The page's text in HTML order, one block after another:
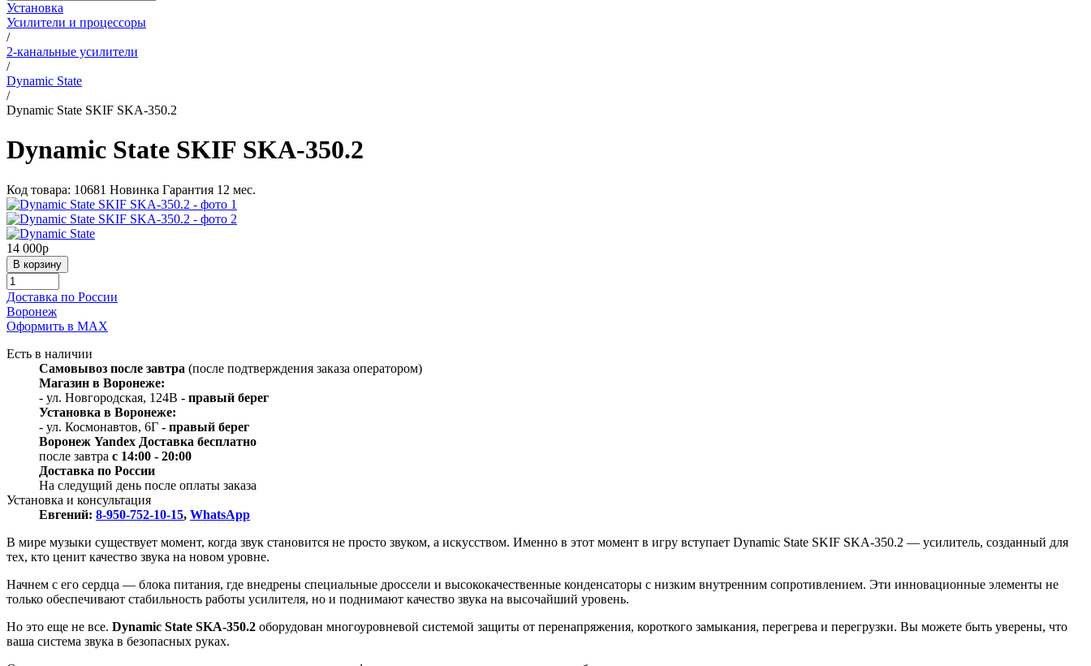
Установка
Усилители и процессоры
/
2-канальные усилители
/
Dynamic State
/
Dynamic State SKIF SKA-350.2
Dynamic State SKIF SKA-350.2
Код товара: 10681 Новинка Гарантия 12 мес.
14 000p
Доставка по России
Воронеж
Оформить в МАХ
Есть в наличии
Самовывоз после завтра (после подтверждения заказа оператором)
Магазин в Воронеже:
- ул. Новгородская, 124В - правый берег
Установка в Воронеже:
- ул. Космонавтов, 6Г - правый берег
Воронеж Yandex Доставка бесплатно
после завтра с 14:00 - 20:00
Доставка по России
На следущий день после оплаты заказа
Установка и консультация
Евгений: 8-950-752-10-15, WhatsApp
В мире музыки существует момент, когда звук становится не просто звуком, а искусством. Именно в этот момент в игру вступает Dynamic State SKIF SKA-350.2 — усилитель, созданный для
тех, кто ценит качество звука на новом уровне.
Начнем с его сердца — блока питания, где внедрены специальные дроссели и высококачественные конденсаторы с низким внутренним сопротивлением. Эти инновационные элементы не
только обеспечивают стабильность работы усилителя, но и поднимают качество звука на высочайший уровень.
Но это еще не все. Dynamic State SKA-350.2 оборудован многоуровневой системой защиты от перенапряжения, короткого замыкания, перегрева и перегрузки. Вы можете быть уверены, что
ваша система звука в безопасных руках.